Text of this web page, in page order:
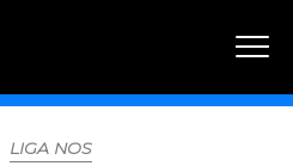
LIGA NOS